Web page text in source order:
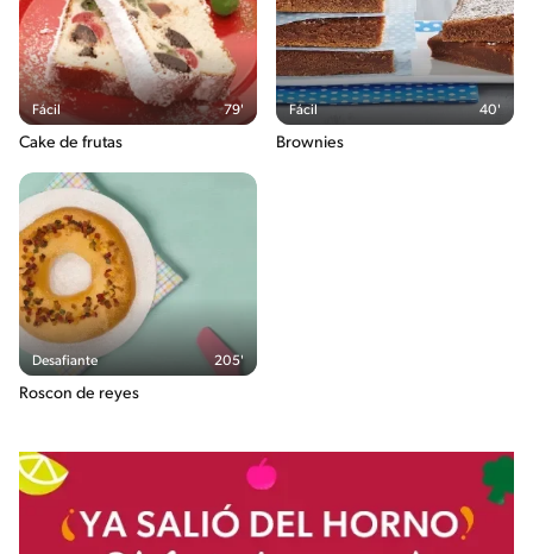
Fácil 79'
Cake de frutas
Fácil 40'
Brownies
Desafiante 205'
Roscon de reyes